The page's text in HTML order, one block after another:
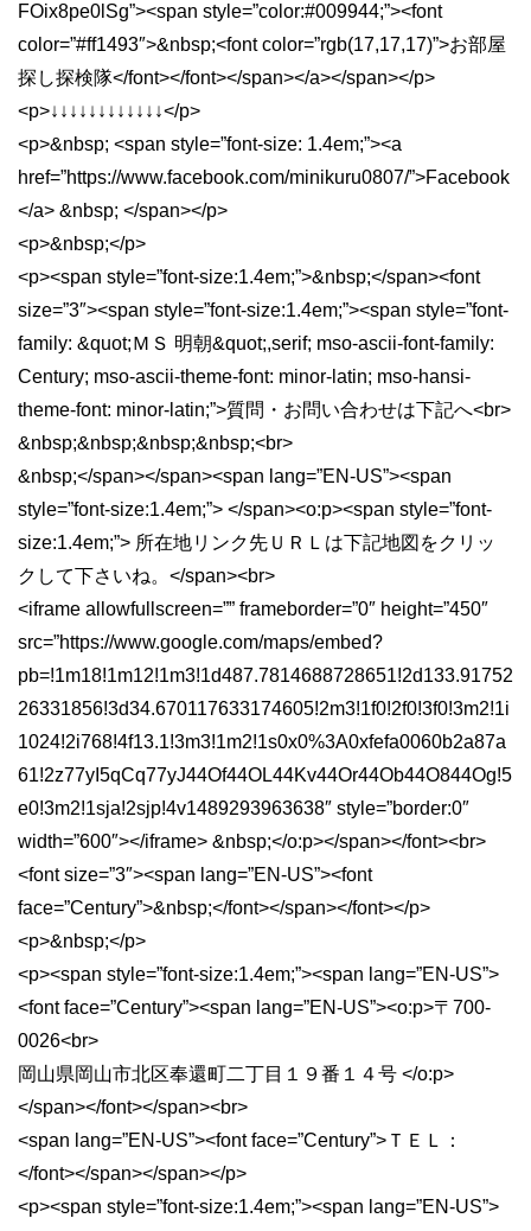
FOix8pe0lSg”><span style=”color:#009944;”><font
color=”#ff1493″>&nbsp;<font color=”rgb(17,17,17)”>お部屋
探し探検隊</font></font></span></a></span></p>
<p>↓↓↓↓↓↓↓↓↓↓↓↓</p>
<p>&nbsp; <span style=”font-size: 1.4em;”><a
href=”https://www.facebook.com/minikuru0807/”>Facebook
</a> &nbsp; </span></p>
<p>&nbsp;</p>
<p><span style=”font-size:1.4em;”>&nbsp;</span><font
size=”3″><span style=”font-size:1.4em;”><span style=”font-
family: &quot;ＭＳ 明朝&quot;,serif; mso-ascii-font-family:
Century; mso-ascii-theme-font: minor-latin; mso-hansi-
theme-font: minor-latin;”>質問・お問い合わせは下記へ<br>
&nbsp;&nbsp;&nbsp;&nbsp;<br>
&nbsp;</span></span><span lang=”EN-US”><span
style=”font-size:1.4em;”> </span><o:p><span style=”font-
size:1.4em;”> 所在地リンク先ＵＲＬは下記地図をクリッ
クして下さいね。</span><br>
<iframe allowfullscreen=”” frameborder=”0″ height=”450″
src=”https://www.google.com/maps/embed?
pb=!1m18!1m12!1m3!1d487.7814688728651!2d133.91752
26331856!3d34.670117633174605!2m3!1f0!2f0!3f0!3m2!1i
1024!2i768!4f13.1!3m3!1m2!1s0x0%3A0xfefa0060b2a87a
61!2z77yI5qCq77yJ44Of44OL44Kv44Or44Ob44O844Og!5
e0!3m2!1sja!2sjp!4v1489293963638″ style=”border:0″
width=”600″></iframe> &nbsp;</o:p></span></font><br>
<font size=”3″><span lang=”EN-US”><font
face=”Century”>&nbsp;</font></span></font></p>
<p>&nbsp;</p>
<p><span style=”font-size:1.4em;”><span lang=”EN-US”>
<font face=”Century”><span lang=”EN-US”><o:p>〒700-
0026<br>
岡山県岡山市北区奉還町二丁目１９番１４号 </o:p>
</span></font></span><br>
<span lang=”EN-US”><font face=”Century”>ＴＥＬ：
</font></span></span></p>
<p><span style=”font-size:1.4em;”><span lang=”EN-US”>